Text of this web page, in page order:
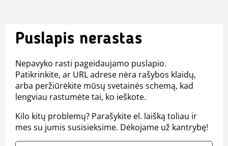
Puslapis nerastas
Nepavyko rasti pageidaujamo puslapio.
Patikrinkite, ar URL adrese nėra rašybos klaidų,
arba peržiūrėkite mūsų svetainės schemą, kad
lengviau rastumėte tai, ko ieškote.
Kilo kitų problemų? Parašykite el. laišką toliau ir
mes su jumis susisieksime. Dėkojame už kantrybę!